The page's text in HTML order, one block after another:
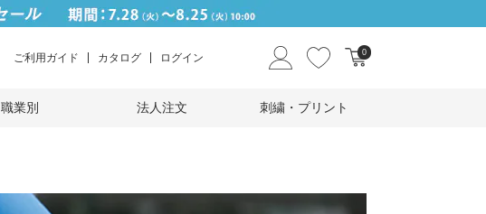
ご利用ガイド カタログ ログイン 0
職業別 法人注文 刺繍・プリント